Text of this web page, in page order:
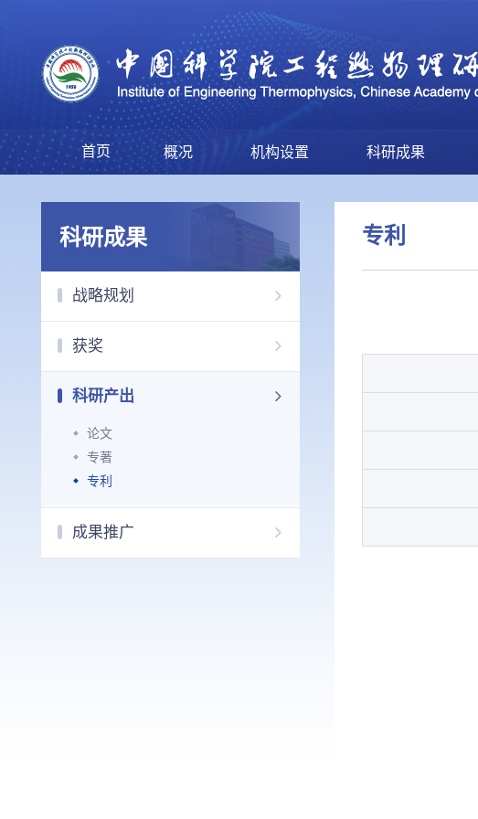
首页 概况 机构设置 科研成果
科研成果
战略规划
获奖
科研产出
论文
专著
专利
成果推广
专利